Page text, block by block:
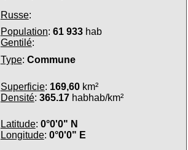
Russe:
Population: 61 933hab
Gentilé:
Type: Commune
Superficie: 169,60km²
Densité: 365.17habhab/km²
Latitude: 0°0'0" N
Longitude: 0°0'0" E